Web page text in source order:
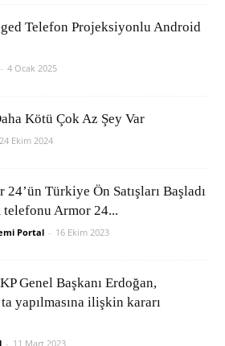
Telefon Projeksiyonlu Android
- 4 Ocak 2025
Kötü Çok Az Şey Var
24 Ekim 2024
Türkiye Ön Satışları Başladı
telefonu Armor 24...
Portal - 16 Ekim 2023
Genel Başkanı Erdoğan,
yapılmasına ilişkin kararı
- 11 Mart 2023